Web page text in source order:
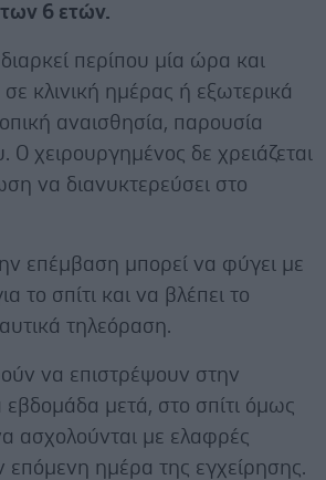
6 ετών.
περίπου μία ώρα και
κλινική ημέρας ή εξωτερικά
αναισθησία, παρουσία
O χειρουργημένος δε χρειάζεται
να διανυκτερεύσει στο
επέμβαση μπορεί να φύγει με
το σπίτι και να βλέπει το
τηλεόραση.
να επιστρέψουν στην
εβδομάδα μετά, στο σπίτι όμως
ασχολούνται με ελαφρές
επόμενη ημέρα της εγχείρησης.